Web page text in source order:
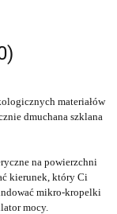
materiałów
dmuchana szklana
na powierzchni
kierunek, który Ci
mikro-kropelki
mocy.